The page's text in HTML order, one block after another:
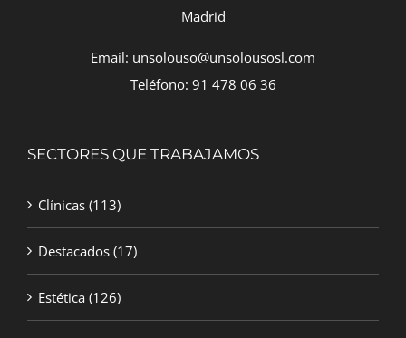
Madrid
Email: unsolouso@unsolousosl.com
Teléfono: 91 478 06 36
SECTORES QUE TRABAJAMOS
Clínicas (113)
Destacados (17)
Estética (126)